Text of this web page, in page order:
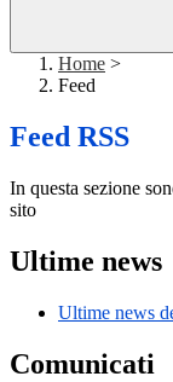
Home >
Feed
Feed RSS
In questa sezione
sito
Ultime news
Ultime news
Comunicati